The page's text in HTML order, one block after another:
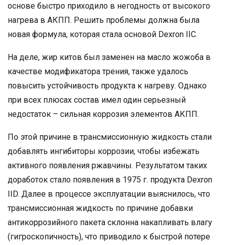
основе быстро приходило в негодность от высокого
нагрева в АКПП. Решить проблемы должна была
новая формула, которая стала основой Dexron IIC.
На деле, жир китов был заменен на масло жожоба в
качестве модификатора трения, также удалось
повысить устойчивость продукта к нагреву. Однако
при всех плюсах состав имел один серьезный
недостаток – сильная коррозия элементов АКПП.
По этой причине в трансмиссионную жидкость стали
добавлять ингибиторы коррозии, чтобы избежать
активного появления ржавчины. Результатом таких
доработок стало появления в 1975 г. продукта Dexron
IID. Далее в процессе эксплуатации выяснилось, что
трансмиссионная жидкость по причине добавки
антикоррозийного пакета склонна накапливать влагу
(гигроскопичность), что приводило к быстрой потере